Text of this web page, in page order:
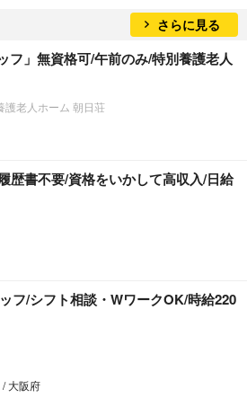
さらに見る
フ」無資格可/午前のみ/特別養護老人
護老人ホーム 朝日荘
歴書不要/資格をいかして高収入/日給
フ/シフト相談・WワークOK/時給220
大阪府